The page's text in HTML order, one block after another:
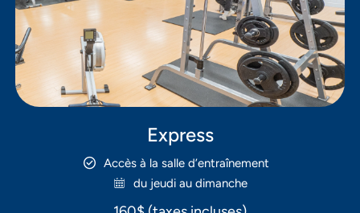
Express
Accès à la salle d’entraînement
du jeudi au dimanche